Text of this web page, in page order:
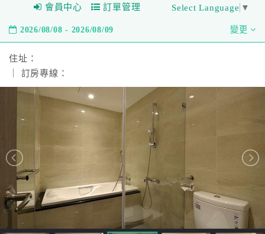
會員中心 訂單管理 Select Language ▼
2026/08/08 - 2026/08/09 變更
住址：
｜ 訂房專線：